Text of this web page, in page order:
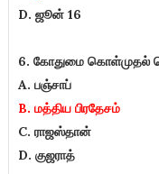
D. ஜூன் 16
6. கோதுமை கொள்முதல்
A. பஞ்சாப்
B. மத்திய பிரதேசம்
C. ராஜஸ்தான்
D. குஜராத்